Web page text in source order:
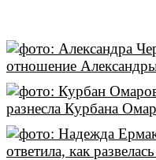
отношение
разнесла Курбана
ответила, как